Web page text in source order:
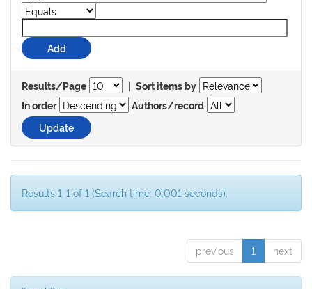
Results/Page | Sort items by
In order
Authors/record
Results 1-1 of 1 (Search time: 0.001 seconds).
previous 1 next